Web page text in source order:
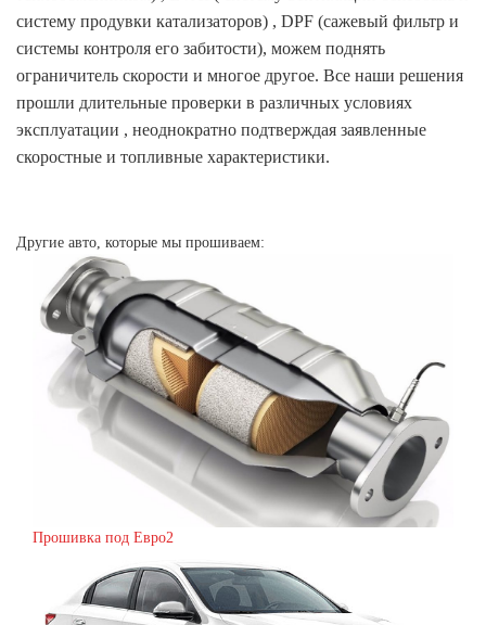
систему продувки катализаторов) , DPF (сажевый фильтр и
системы контроля его забитости), можем поднять
ограничитель скорости и многое другое. Все наши решения
прошли длительные проверки в различных условиях
эксплуатации , неоднократно подтверждая заявленные
скоростные и топливные характеристики.
Другие авто, которые мы прошиваем:
Прошивка под Евро2